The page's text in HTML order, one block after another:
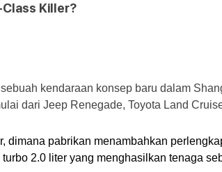
Class Killer?
kendaraan konsep baru dalam
dari Jeep Renegade, Toyota Land
pabrikan menambahkan
2.0 liter yang menghasilkan tenaga